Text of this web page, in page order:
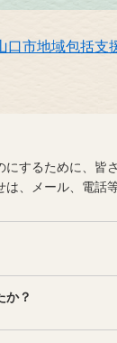
市地域包括支
するために、皆
、メール、電話
か？